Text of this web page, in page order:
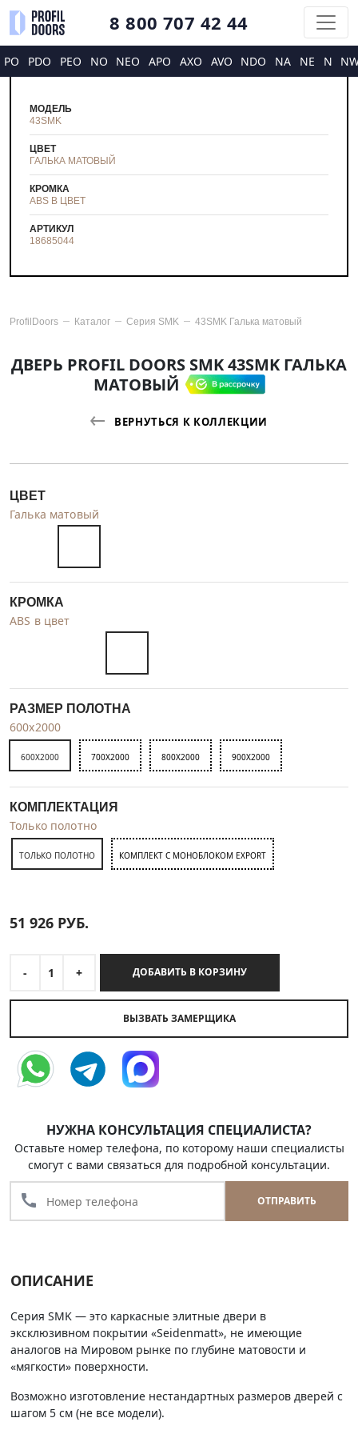
8 800 707 42 44
PO PDO PEO NO NEO APO AXO AVO NDO NA NE N
МОДЕЛЬ
43SMK
ЦВЕТ
ГАЛЬКА МАТОВЫЙ
КРОМКА
ABS В ЦВЕТ
АРТИКУЛ
18685044
ProfilDoors Каталог Серия SMK 43SMK Галька матовый
ДВЕРЬ PROFIL DOORS SMK 43SMK ГАЛЬКА
МАТОВЫЙ
ВЕРНУТЬСЯ К КОЛЛЕКЦИИ
ЦВЕТ
Галька матовый
КРОМКА
ABS в цвет
РАЗМЕР ПОЛОТНА
600x2000
600X2000 700X2000 800X2000 900X2000
КОМПЛЕКТАЦИЯ
Только полотно
ТОЛЬКО ПОЛОТНО КОМПЛЕКТ С МОНОБЛОКОМ EXPORT
51 926 РУБ.
- 1 + ДОБАВИТЬ В КОРЗИНУ
ВЫЗВАТЬ ЗАМЕРЩИКА
НУЖНА КОНСУЛЬТАЦИЯ СПЕЦИАЛИСТА?
Оставьте номер телефона, по которому наши специалисты
смогут с вами связаться для подробной консультации.
call ОТПРАВИТЬ
ОПИСАНИЕ
Серия SMK — это каркасные элитные двери в
эксклюзивном покрытии «Seidenmatt», не имеющие
аналогов на Мировом рынке по глубине матовости и
«мягкости» поверхности.
Возможно изготовление нестандартных размеров дверей с
шагом 5 см (не все модели).